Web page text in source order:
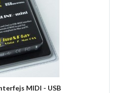
MIDI - USB